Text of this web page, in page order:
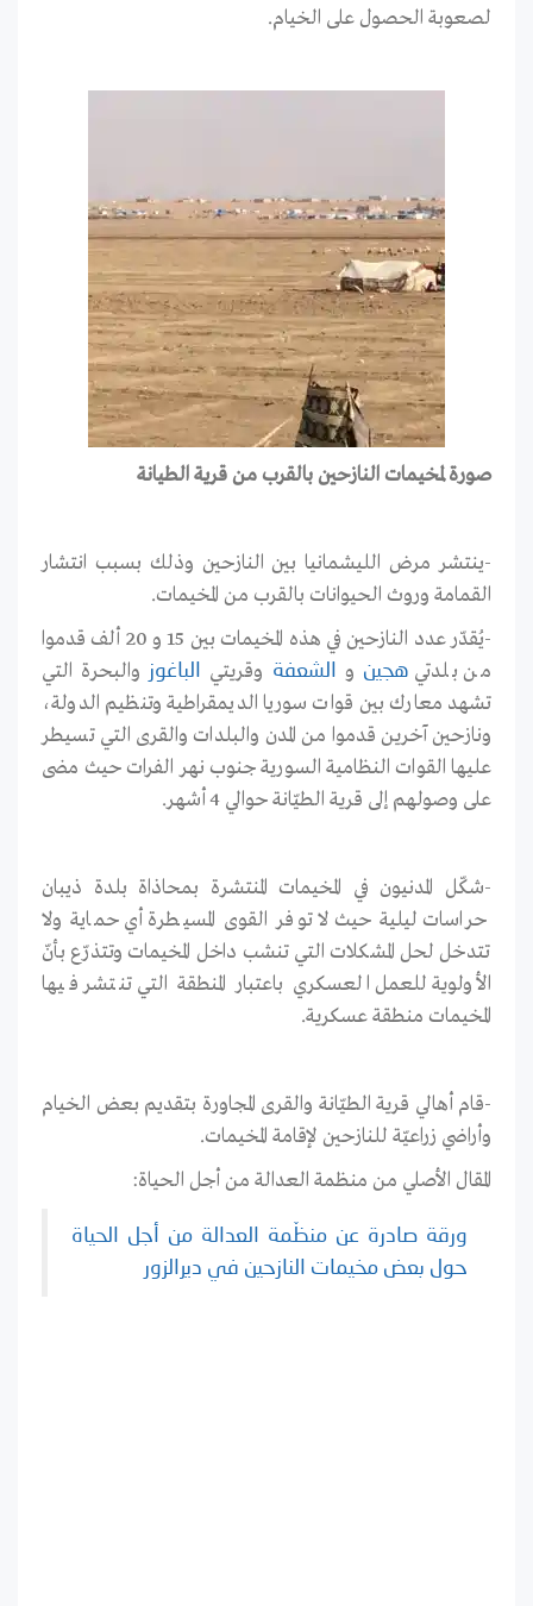
لصعوبة الحصول على الخيام.
صورة لمخيمات النازحين بالقرب من قرية الطيانة
-ينتشر مرض الليشمانيا بين النازحين وذلك بسبب انتشار
القمامة وروث الحيوانات بالقرب من المخيمات.
-يُقدّر عدد النازحين في هذه المخيمات بين 15 و 20 ألف قدموا
من بلدتي هجين و الشعفة وقريتي الباغوز والبحرة التي
تشهد معارك بين قوات سوريا الديمقراطية وتنظيم الدولة،
ونازحين آخرين قدموا من المدن والبلدات والقرى التي تسيطر
عليها القوات النظامية السورية جنوب نهر الفرات حيث مضى
على وصولهم إلى قرية الطيّانة حوالي 4 أشهر.
-شكّل المدنيون في المخيمات المنتشرة بمحاذاة بلدة ذيبان
حراسات ليلية حيث لا توفر القوى المسيطرة أي حماية ولا
تتدخل لحل المشكلات التي تنشب داخل المخيمات وتتذرّع بأنّ
الأولوية للعمل العسكري باعتبار المنطقة التي تنتشر فيها
المخيمات منطقة عسكرية.
-قام أهالي قرية الطيّانة والقرى المجاورة بتقديم بعض الخيام
وأراضي زراعيّة للنازحين لإقامة المخيمات.
المقال الأصلي من منظمة العدالة من أجل الحياة:
ورقة صادرة عن منظّمة العدالة من أجل الحياة
حول بعض مخيمات النازحين في ديرالزور